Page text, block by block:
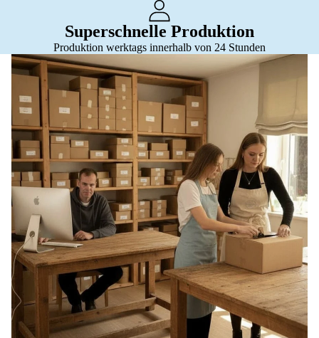
Superschnelle Produktion
Produktion werktags innerhalb von 24 Stunden